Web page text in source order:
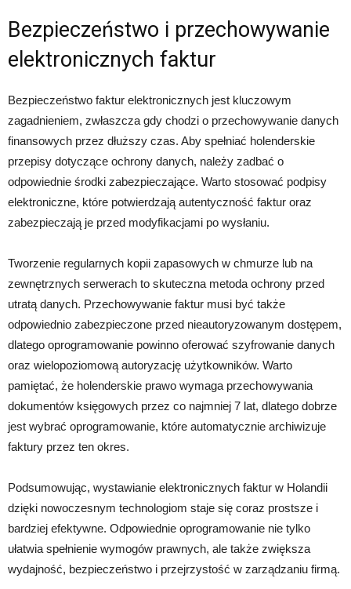
Bezpieczeństwo i przechowywanie
elektronicznych faktur
Bezpieczeństwo faktur elektronicznych jest kluczowym
zagadnieniem, zwłaszcza gdy chodzi o przechowywanie danych
finansowych przez dłuższy czas. Aby spełniać holenderskie
przepisy dotyczące ochrony danych, należy zadbać o
odpowiednie środki zabezpieczające. Warto stosować podpisy
elektroniczne, które potwierdzają autentyczność faktur oraz
zabezpieczają je przed modyfikacjami po wysłaniu.
Tworzenie regularnych kopii zapasowych w chmurze lub na
zewnętrznych serwerach to skuteczna metoda ochrony przed
utratą danych. Przechowywanie faktur musi być także
odpowiednio zabezpieczone przed nieautoryzowanym dostępem,
dlatego oprogramowanie powinno oferować szyfrowanie danych
oraz wielopoziomową autoryzację użytkowników. Warto
pamiętać, że holenderskie prawo wymaga przechowywania
dokumentów księgowych przez co najmniej 7 lat, dlatego dobrze
jest wybrać oprogramowanie, które automatycznie archiwizuje
faktury przez ten okres.
Podsumowując, wystawianie elektronicznych faktur w Holandii
dzięki nowoczesnym technologiom staje się coraz prostsze i
bardziej efektywne. Odpowiednie oprogramowanie nie tylko
ułatwia spełnienie wymogów prawnych, ale także zwiększa
wydajność, bezpieczeństwo i przejrzystość w zarządzaniu firmą.